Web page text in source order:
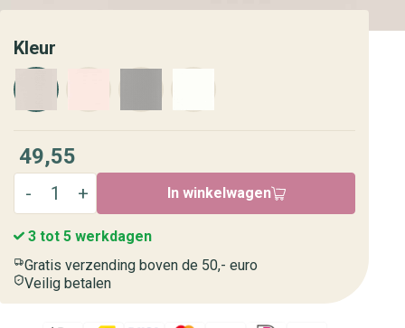
Kleur
49,55
In winkelwagen
3 tot 5 werkdagen
Gratis verzending boven de 50,- euro
Veilig betalen